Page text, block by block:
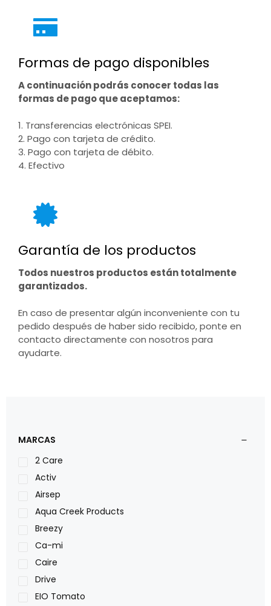
Formas de pago disponibles
A continuación podrás conocer todas las
formas de pago que aceptamos:
1. Transferencias electrónicas SPEI.
2. Pago con tarjeta de crédito.
3. Pago con tarjeta de débito.
4. Efectivo
Garantía de los productos
Todos nuestros productos están totalmente
garantizados.
En caso de presentar algún inconveniente con tu
pedido después de haber sido recibido, ponte en
contacto directamente con nosotros para
ayudarte.
MARCAS
2 Care
Activ
Airsep
Aqua Creek Products
Breezy
Ca-mi
Caire
Drive
EIO Tomato